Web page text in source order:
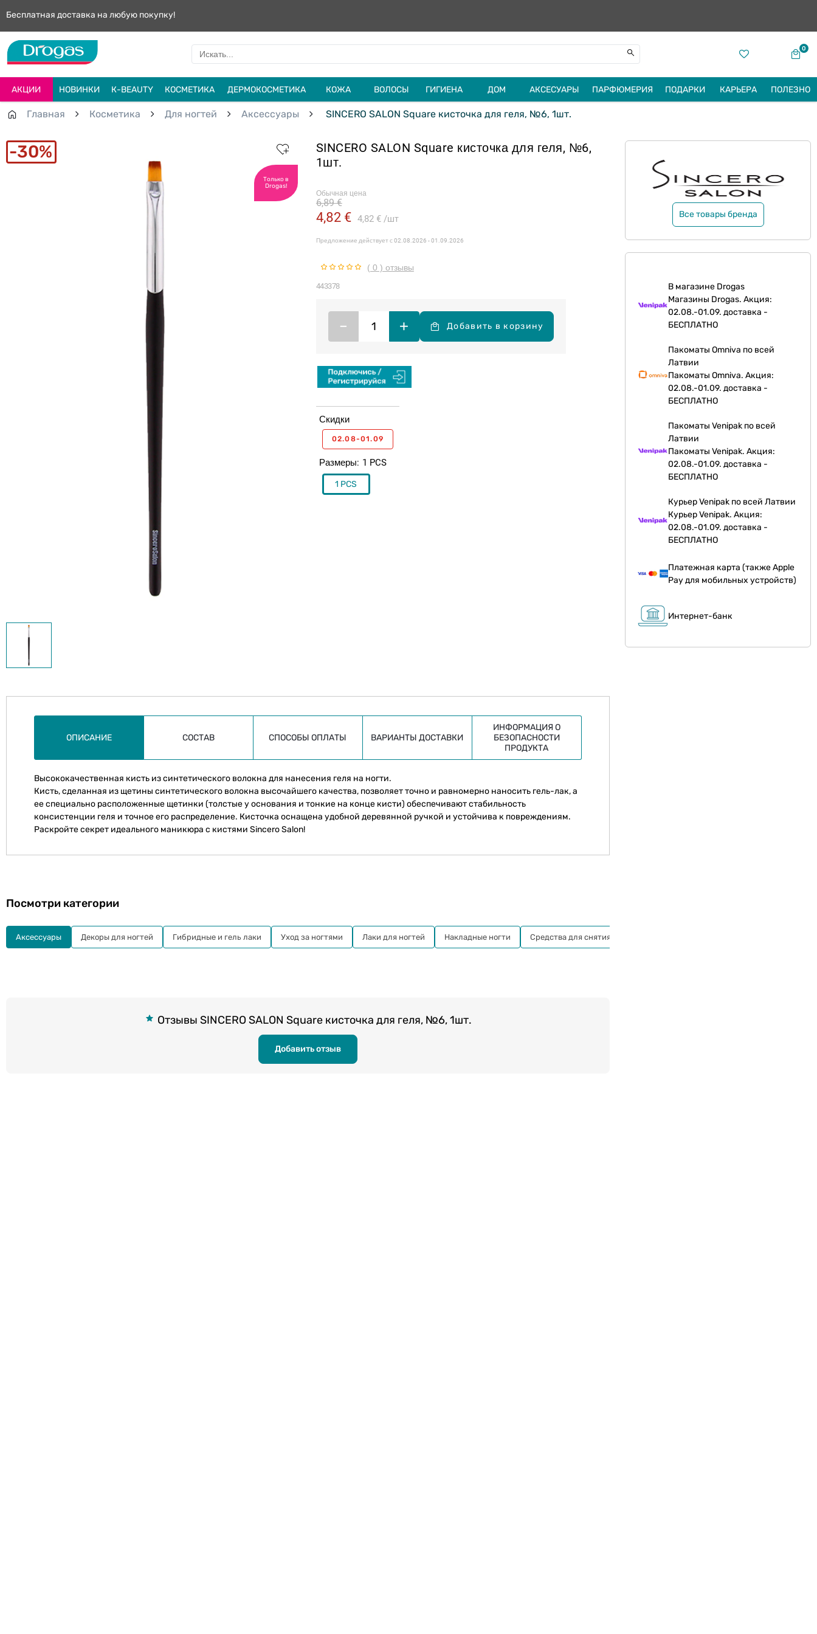
Бесплатная доставка на любую покупку!
0
АКЦИИ НОВИНКИ К-BEAUTY КОСМЕТИКА ДЕРМОКОСМЕТИКА КОЖА ВОЛОСЫ ГИГИЕНА ДОМ АКСЕСУАРЫ ПАРФЮМЕРИЯ ПОДАРКИ КАРЬЕРА ПОЛЕЗНО
Главная Косметика Для ногтей Aксессуары SINCERO SALON Square кисточка для геля, №6, 1шт.
30%
Только в
Drogas!
SINCERO SALON Square кисточка для геля, №6,
1шт.
Обычная цена
4,82 € 4,82 € шт
6,89 €
Предложение действует с02.08.2026 - 01.09.2026
( 0 ) отзывы
443378
Размеры 1 PCS
1 PCS
– + Добавить в корзину
Скидки
02.08-01.09
Все товары бренда
В магазине Drogas
Магазины Drogas. Акция:
02.08.-01.09. доставка -
БЕСПЛАТНО
Пакоматы Omniva по всей
Латвии
Пакоматы Omniva. Акция:
02.08.-01.09. доставка -
БЕСПЛАТНО
Пакоматы Venipak по всей
Латвии
Пакоматы Venipak. Акция:
02.08.-01.09. доставка -
БЕСПЛАТНО
Курьер Venipak по всей Латвии
Курьер Venipak. Акция:
02.08.-01.09. доставка -
БЕСПЛАТНО
Платежная карта (также Apple
Pay для мобильных устройств)
Интернет-банк
ОПИСАНИЕ СОСТАВ СПОСОБЫ ОПЛАТЫ ВАРИАНТЫ ДОСТАВКИ
ИНФОРМАЦИЯ О
БЕЗОПАСНОСТИ
ПРОДУКТА
Высококачественная кисть из синтетического волокна для нанесения геля на ногти.
Кисть, сделанная из щетины синтетического волокна высочайшего качества, позволяет точно и равномерно наносить гель-лак, а
ее специально расположенные щетинки (толстые у основания и тонкие на конце кисти) обеспечивают стабильность
консистенции геля и точное его распределение. Кисточка оснащена удобной деревянной ручкой и устойчива к повреждениям.
Раскройте секрет идеального маникюра с кистями Sincero Salon!
Отзывы SINCERO SALON Square кисточка для геля, №6, 1шт.
Добавить отзыв
Посмотри категории
Aксессуары Декоры для ногтей Гибридные и гель лаки Уход за ногтями Лаки для ногтей Накладные ногти Средства для снятия лаков